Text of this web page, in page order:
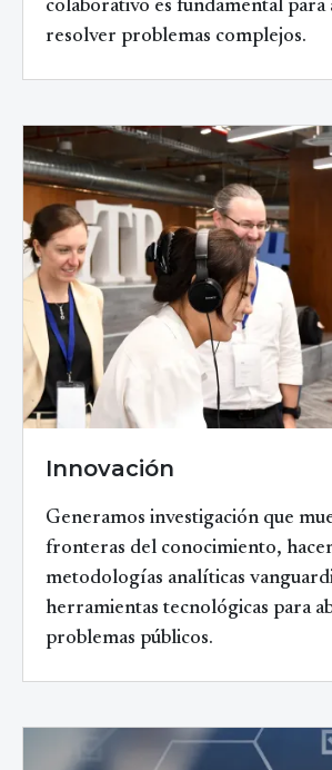
colaborativo es fundamental para
resolver problemas complejos.
Innovación
Generamos investigación que
fronteras del conocimiento,
metodologías analíticas
herramientas tecnológicas para
problemas públicos.